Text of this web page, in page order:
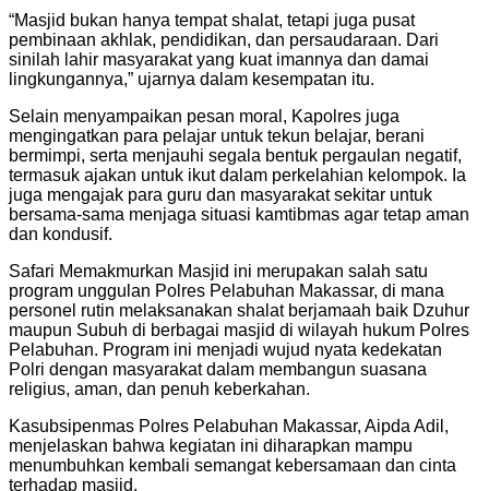
“Masjid bukan hanya tempat shalat, tetapi juga pusat
pembinaan akhlak, pendidikan, dan persaudaraan. Dari
sinilah lahir masyarakat yang kuat imannya dan damai
lingkungannya,” ujarnya dalam kesempatan itu.
Selain menyampaikan pesan moral, Kapolres juga
mengingatkan para pelajar untuk tekun belajar, berani
bermimpi, serta menjauhi segala bentuk pergaulan negatif,
termasuk ajakan untuk ikut dalam perkelahian kelompok. Ia
juga mengajak para guru dan masyarakat sekitar untuk
bersama-sama menjaga situasi kamtibmas agar tetap aman
dan kondusif.
Safari Memakmurkan Masjid ini merupakan salah satu
program unggulan Polres Pelabuhan Makassar, di mana
personel rutin melaksanakan shalat berjamaah baik Dzuhur
maupun Subuh di berbagai masjid di wilayah hukum Polres
Pelabuhan. Program ini menjadi wujud nyata kedekatan
Polri dengan masyarakat dalam membangun suasana
religius, aman, dan penuh keberkahan.
Kasubsipenmas Polres Pelabuhan Makassar, Aipda Adil,
menjelaskan bahwa kegiatan ini diharapkan mampu
menumbuhkan kembali semangat kebersamaan dan cinta
terhadap masjid.